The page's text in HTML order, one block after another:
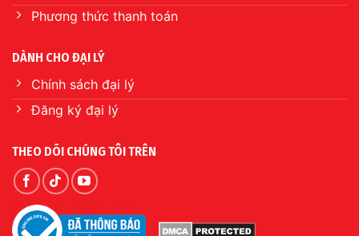
Phương thức thanh toán
DÀNH CHO ĐẠI LÝ
Chính sách đại lý
Đăng ký đại lý
THEO DÕI CHÚNG TÔI TRÊN